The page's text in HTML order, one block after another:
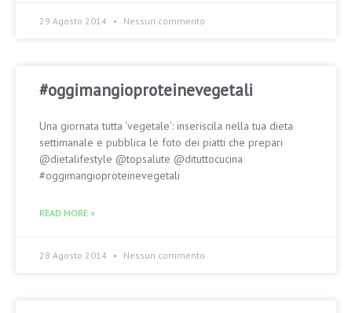
29 Agosto 2014 Nessun commento
#oggimangioproteinevegetali
Una giornata tutta ‘vegetale’: inseriscila nella tua dieta
settimanale e pubblica le foto dei piatti che prepari
@dietalifestyle @topsalute @dituttocucina
#oggimangioproteinevegetali
READ MORE »
28 Agosto 2014 Nessun commento